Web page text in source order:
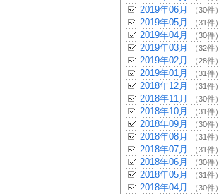
2019年06月 （30件）
2019年05月 （31件）
2019年04月 （30件）
2019年03月 （32件）
2019年02月 （28件）
2019年01月 （31件）
2018年12月 （31件）
2018年11月 （30件）
2018年10月 （31件）
2018年09月 （30件）
2018年08月 （31件）
2018年07月 （31件）
2018年06月 （30件）
2018年05月 （31件）
2018年04月 （30件）